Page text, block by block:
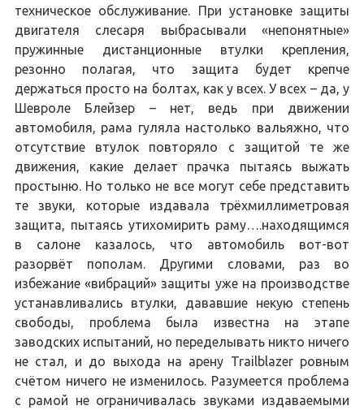
техническое обслуживание. При установке защиты
двигателя слесаря выбрасывали «непонятные»
пружинные дистанционные втулки крепления,
резонно полагая, что защита будет крепче
держаться просто на болтах, как у всех. У всех – да, у
Шевроле Блейзер – нет, ведь при движении
автомобиля, рама гуляла настолько вальяжно, что
отсутствие втулок повторяло с защитой те же
движения, какие делает прачка пытаясь выжать
простыню. Но только не все могут себе представить
те звуки, которые издавала трёхмиллиметровая
защита, пытаясь утихомирить раму….находящимся
в салоне казалось, что автомобиль вот-вот
разорвёт пополам. Другими словами, раз во
избежание «вибраций» защиты уже на производстве
устанавливались втулки, дававшие некую степень
свободы, проблема была известна на этапе
заводских испытаний, но переделывать никто ничего
не стал, и до выхода на арену Trailblazer ровным
счётом ничего не изменилось. Разумеется проблема
с рамой не ограничивалась звуками издаваемыми